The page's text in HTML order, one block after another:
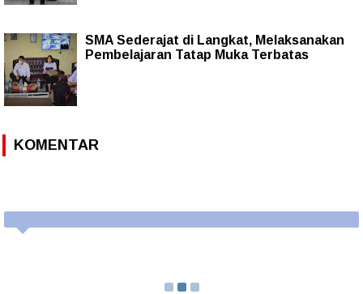
SMA Sederajat di Langkat, Melaksanakan
Pembelajaran Tatap Muka Terbatas
KOMENTAR